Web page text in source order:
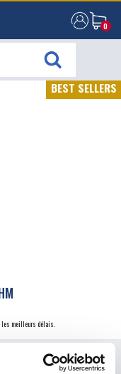
0
0
BEST SELLERS
les meilleurs délais.
QUANTITÉ